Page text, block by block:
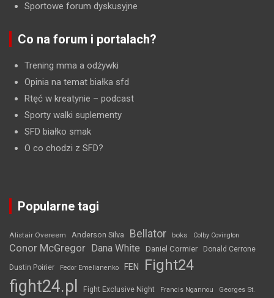
Sportowe forum dyskusyjne
Co na forum i portalach?
Trening mma a odżywki
Opinia na temat białka sfd
Rtęć w kreatynie – podcast
Sporty walki suplementy
SFD białko smak
O co chodzi z SFD?
Popularne tagi
Alistair Overeem Anderson Silva Bellator boks Colby Covington
Conor McGregor Dana White Daniel Cormier Donald Cerrone
Dustin Poirier Fedor Emelianenko FEN Fight24
fight24.pl Fight Exclusive Night Francis Ngannou
Georges St.